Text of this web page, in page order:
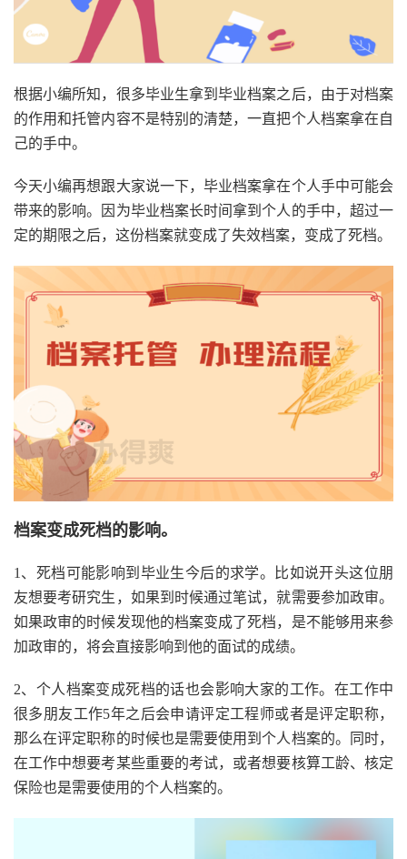
根据小编所知，很多毕业生拿到毕业档案之后，由于对档案
的作用和托管内容不是特别的清楚，一直把个人档案拿在自
己的手中。
今天小编再想跟大家说一下，毕业档案拿在个人手中可能会
带来的影响。因为毕业档案长时间拿到个人的手中，超过一
定的期限之后，这份档案就变成了失效档案，变成了死档。
档案变成死档的影响。
1、死档可能影响到毕业生今后的求学。比如说开头这位朋
友想要考研究生，如果到时候通过笔试，就需要参加政审。
如果政审的时候发现他的档案变成了死档，是不能够用来参
加政审的，将会直接影响到他的面试的成绩。
2、个人档案变成死档的话也会影响大家的工作。在工作中
很多朋友工作5年之后会申请评定工程师或者是评定职称，
那么在评定职称的时候也是需要使用到个人档案的。同时，
在工作中想要考某些重要的考试，或者想要核算工龄、核定
保险也是需要使用的个人档案的。